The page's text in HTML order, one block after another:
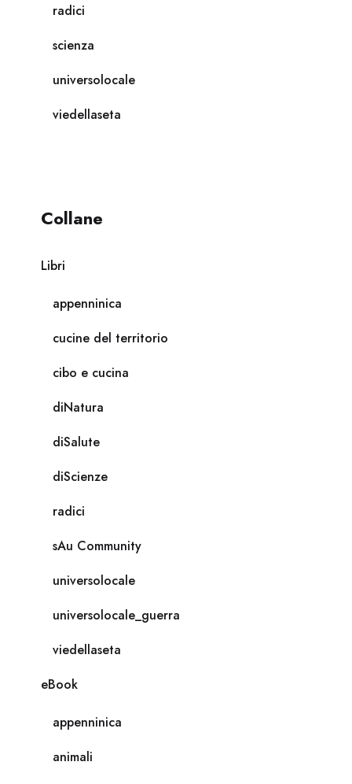
radici
scienza
universolocale
viedellaseta
Collane
Libri
appenninica
cucine del territorio
cibo e cucina
diNatura
diSalute
diScienze
radici
sAu Community
universolocale
universolocale_guerra
viedellaseta
eBook
appenninica
animali